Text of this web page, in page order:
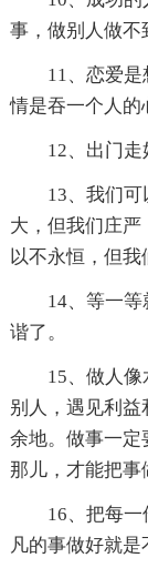
事，做别人做不
11、恋爱
情是吞一个人的
12、出门走
13、我们
大，但我们庄
以不永恒，但我
14、等一
谐了。
15、做人
别人，遇见利
余地。做事一定
那儿，才能把事
16、把每
凡的事做好就是